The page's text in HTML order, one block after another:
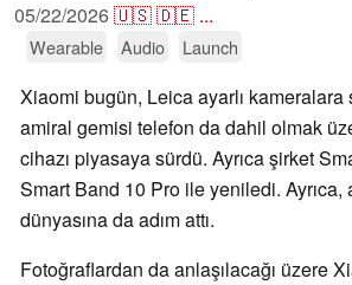
05/22/2026🇺🇸🇩🇪 ...
Wearable Audio Launch
Xiaomi bugün, Leica ayarlı
amiral gemisi telefon da dahil olmak
cihazı piyasaya sürdü. Ayrıca şirket
Smart Band 10 Pro ile yeniledi. Ayrıca,
dünyasına da adım attı.
Fotoğraflardan da anlaşılacağı üzere